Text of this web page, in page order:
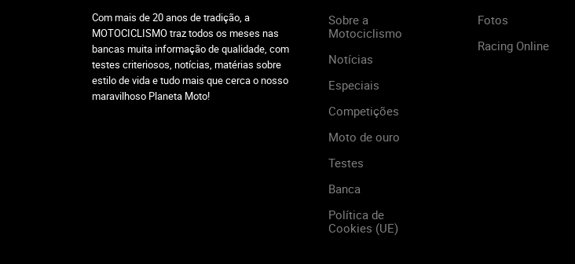
Com mais de 20 anos de tradição, a
MOTOCICLISMO traz todos os meses nas
bancas muita informação de qualidade, com
testes criteriosos, notícias, matérias sobre
estilo de vida e tudo mais que cerca o nosso
maravilhoso Planeta Moto!
Sobre a
Motociclismo
Notícias
Especiais
Competições
Moto de ouro
Testes
Banca
Política de
Cookies (UE)
Fotos
Racing Online